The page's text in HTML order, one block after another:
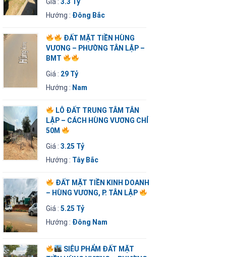
Hướng : Đông Bắc
ĐẤT MẶT TIỀN HÙNG
VƯƠNG – PHƯỜNG TÂN LẬP –
BMT
Giá : 29 Tỷ
Hướng : Nam
LÔ ĐẤT TRUNG TÂM TÂN
LẬP – CÁCH HÙNG VƯƠNG CHỈ
50M
Giá :3.25 Tỷ
Hướng : Tây Bắc
ĐẤT MẶT TIỀN KINH DOANH
– HÙNG VƯƠNG, P. TÂN LẬP
Giá :5.25 Tỷ
Hướng : Đông Nam
SIÊU PHẨM ĐẤT MẶT